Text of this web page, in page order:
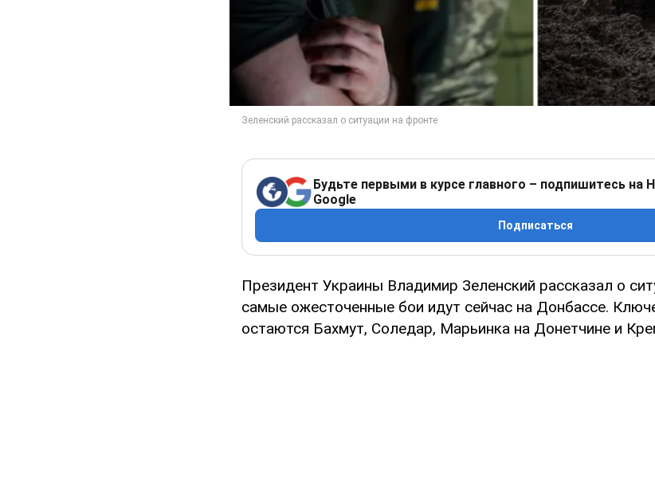
Будьте первыми в курсе главного – подпишитесь на
Google
Подписаться
Президент Украины Владимир Зеленский рассказал о
самые ожесточенные бои идут сейчас на Донбассе.
остаются Бахмут, Соледар, Марьинка на Донетчине и